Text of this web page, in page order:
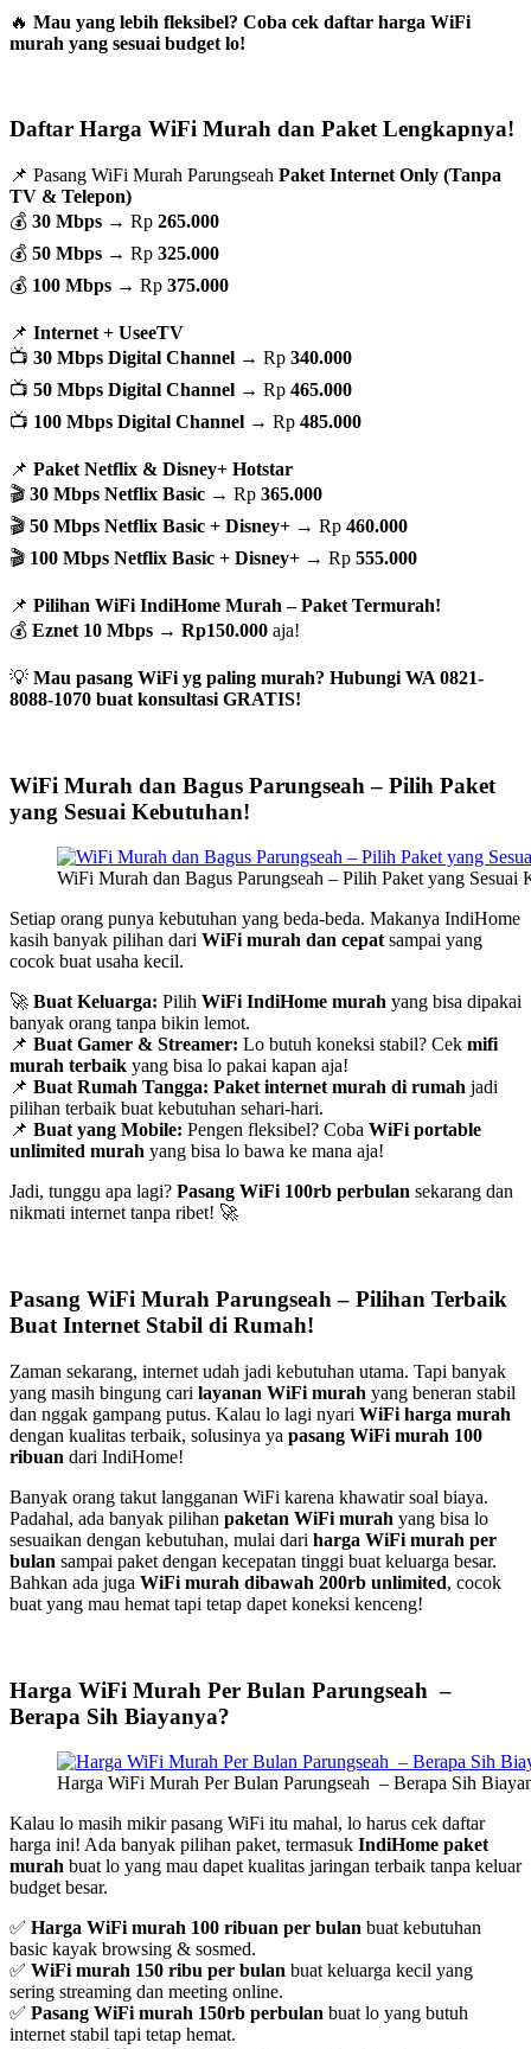
🔥 Mau yang lebih fleksibel? Coba cek daftar harga WiFi
murah yang sesuai budget lo!
Daftar Harga WiFi Murah dan Paket Lengkapnya!
📌 Pasang WiFi Murah Parungseah Paket Internet Only (Tanpa
TV & Telepon)
💰 30 Mbps → Rp 265.000
💰 50 Mbps → Rp 325.000
💰 100 Mbps → Rp 375.000
📌 Internet + UseeTV
📺 30 Mbps Digital Channel → Rp 340.000
📺 50 Mbps Digital Channel → Rp 465.000
📺 100 Mbps Digital Channel → Rp 485.000
📌 Paket Netflix & Disney+ Hotstar
🎬 30 Mbps Netflix Basic → Rp 365.000
🎬 50 Mbps Netflix Basic + Disney+ → Rp 460.000
🎬 100 Mbps Netflix Basic + Disney+ → Rp 555.000
📌 Pilihan WiFi IndiHome Murah – Paket Termurah!
💰 Eznet 10 Mbps → Rp150.000 aja!
💡 Mau pasang WiFi yg paling murah? Hubungi WA 0821-
8088-1070 buat konsultasi GRATIS!
WiFi Murah dan Bagus Parungseah – Pilih Paket
yang Sesuai Kebutuhan!
WiFi Murah dan Bagus Parungseah – Pilih Paket yang Sesuai
Setiap orang punya kebutuhan yang beda-beda. Makanya IndiHome
kasih banyak pilihan dari WiFi murah dan cepatsampai yang
cocok buat usaha kecil.
🚀 Buat Keluarga: Pilih WiFi IndiHome murah yang bisa dipakai
banyak orang tanpa bikin lemot.
📌 Buat Gamer & Streamer: Lo butuh koneksi stabil? Cek mifi
murah terbaik yang bisa lo pakai kapan aja!
📌 Buat Rumah Tangga: Paket internet murah di rumah jadi
pilihan terbaik buat kebutuhan sehari-hari.
📌 Buat yang Mobile: Pengen fleksibel? Coba WiFi portable
unlimited murah yang bisa lo bawa ke mana aja!
Jadi, tunggu apa lagi? Pasang WiFi 100rb perbulan sekarang dan
nikmati internet tanpa ribet! 🚀
Pasang WiFi Murah Parungseah – Pilihan Terbaik
Buat Internet Stabil di Rumah!
Zaman sekarang, internet udah jadi kebutuhan utama. Tapi banyak
yang masih bingung cari layanan WiFi murah yang beneran stabil
dan nggak gampang putus. Kalau lo lagi nyari WiFi harga murah
dengan kualitas terbaik, solusinya ya pasang WiFi murah 100
ribuan dari IndiHome!
Banyak orang takut langganan WiFi karena khawatir soal biaya.
Padahal, ada banyak pilihan paketan WiFi murah yang bisa lo
sesuaikan dengan kebutuhan, mulai dari harga WiFi murah per
bulan sampai paket dengan kecepatan tinggi buat keluarga besar.
Bahkan ada juga WiFi murah dibawah 200rb unlimited, cocok
buat yang mau hemat tapi tetap dapet koneksi kenceng!
Harga WiFi Murah Per Bulan Parungseah –
Berapa Sih Biayanya?
Harga WiFi Murah Per Bulan Parungseah – Berapa Sih
Kalau lo masih mikir pasang WiFi itu mahal, lo harus cek daftar
harga ini! Ada banyak pilihan paket, termasuk IndiHome paket
murah buat lo yang mau dapet kualitas jaringan terbaik tanpa keluar
budget besar.
✅ Harga WiFi murah 100 ribuan per bulan buat kebutuhan
basic kayak browsing & sosmed.
✅ WiFi murah 150 ribu per bulan buat keluarga kecil yang
sering streaming dan meeting online.
✅ Pasang WiFi murah 150rb perbulan buat lo yang butuh
internet stabil tapi tetap hemat.